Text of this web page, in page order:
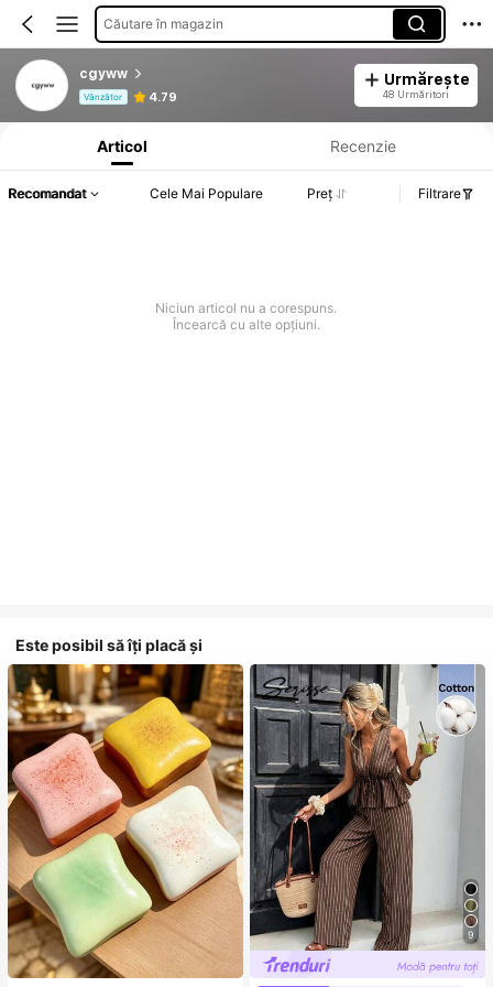
Căutare în magazin
cgyww
Vânzător 4.79
Urmărește
48 Urmăritori
Informații despre produs: Divulgarea prețului, detalii privind vânzările și stocul.
Articol Recenzie
Recomandat Cele Mai Populare Preț Filtrare
Niciun articol nu a corespuns.
Încearcă cu alte opțiuni.
Este posibil să îți placă și
9